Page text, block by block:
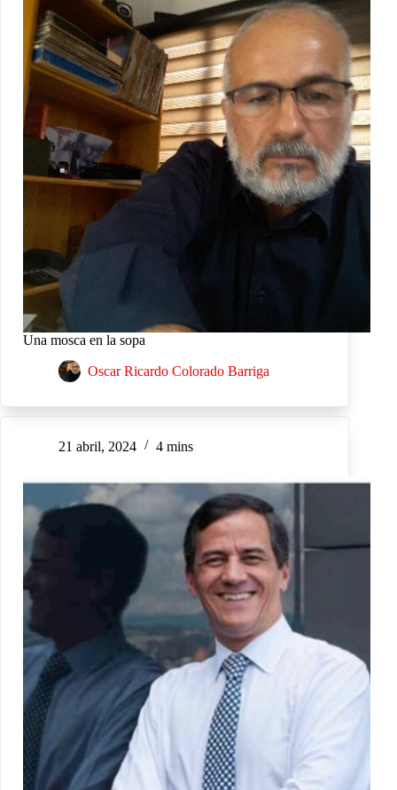
Una mosca en la sopa
Oscar Ricardo Colorado Barriga
21 abril, 2024 4 mins